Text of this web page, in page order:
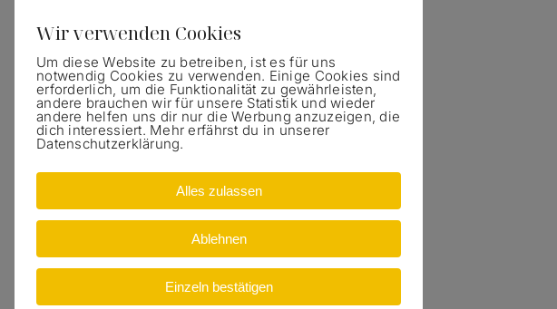
Wir verwenden Cookies
Um diese Website zu betreiben, ist es für uns
notwendig Cookies zu verwenden. Einige Cookies sind
erforderlich, um die Funktionalität zu gewährleisten,
andere brauchen wir für unsere Statistik und wieder
andere helfen uns dir nur die Werbung anzuzeigen, die
dich interessiert. Mehr erfährst du in unserer
Datenschutzerklärung.
Alles zulassen
Ablehnen
Einzeln bestätigen